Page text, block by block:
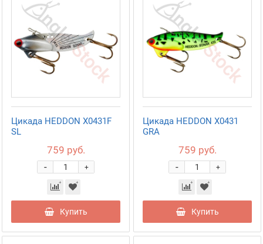
Цикада HEDDON X0431F
SL
759 руб.
+
-
Купить
Цикада HEDDON X0431
GRA
759 руб.
+
-
Купить